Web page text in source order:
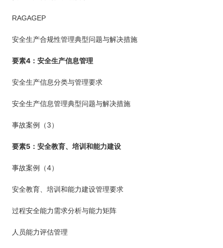
RAGAGEP
安全生产合规性管理典型问题与解决措施
要素4 ：安全生产信息管理
安全生产信息分类与管理要求
安全生产信息管理典型问题与解决措施
事故案例（3）
要素5 ：安全教育、培训和能力建设
事故案例（4）
安全教育、培训和能力建设管理要求
过程安全能力需求分析与能力矩阵
人员能力评估管理